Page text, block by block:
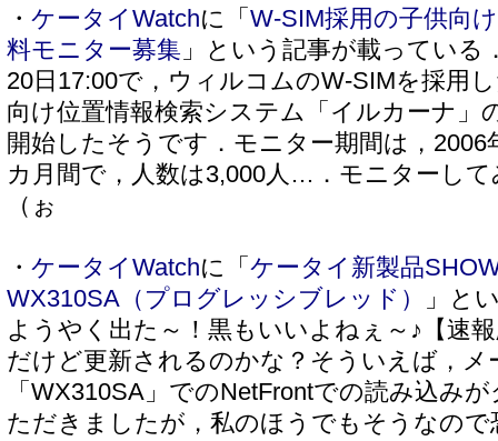
・ケータイWatchに「W-SIM採用の子供向
料モニター募集 」という記事が載っている
20日17:00で，ウィルコムのW-SIMを採用
向け位置情報検索システム「イルカーナ」
開始したそうです．モニター期間は，2006
カ月間で，人数は3,000人…．モニターし
（ぉ
・ケータイWatchに「ケータイ新製品
WX310SA（プログレッシブレッド）
」と
ようやく出た～！黒もいいよねぇ～♪【速
だけど更新されるのかな？そういえば，メ
「WX310SA」でのNetFrontでの読み込み
ただきましたが，私のほうでもそうなの